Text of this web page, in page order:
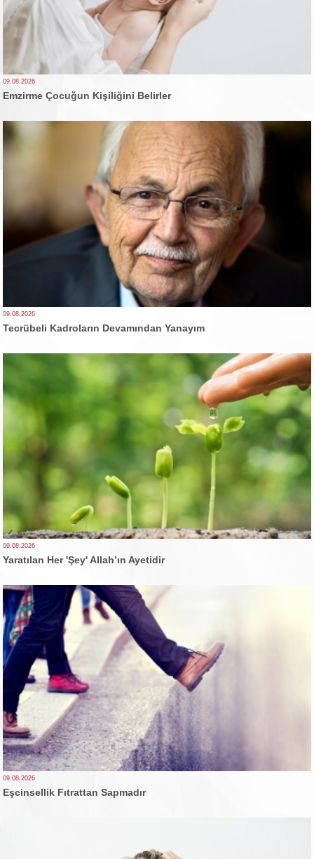
09.08.2026
Emzirme Çocuğun Kişiliğini Belirler
09.08.2026
Tecrübeli Kadroların Devamından Yanayım
09.08.2026
Yaratılan Her 'Şey' Allah’ın Ayetidir
09.08.2026
Eşcinsellik Fıtrattan Sapmadır